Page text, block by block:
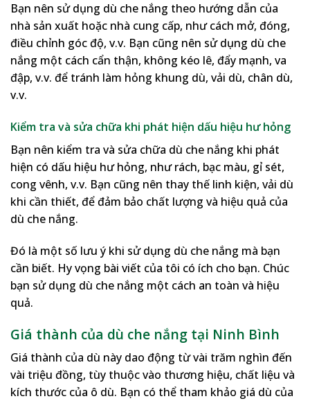
Bạn nên sử dụng dù che nắng theo hướng dẫn của
nhà sản xuất hoặc nhà cung cấp, như cách mở, đóng,
điều chỉnh góc độ, v.v. Bạn cũng nên sử dụng dù che
nắng một cách cẩn thận, không kéo lê, đẩy mạnh, va
đập, v.v. để tránh làm hỏng khung dù, vải dù, chân dù,
v.v.
Kiểm tra và sửa chữa khi phát hiện dấu hiệu hư hỏng
Bạn nên kiểm tra và sửa chữa dù che nắng khi phát
hiện có dấu hiệu hư hỏng, như rách, bạc màu, gỉ sét,
cong vênh, v.v. Bạn cũng nên thay thế linh kiện, vải dù
khi cần thiết, để đảm bảo chất lượng và hiệu quả của
dù che nắng.
Đó là một số lưu ý khi sử dụng dù che nắng mà bạn
cần biết. Hy vọng bài viết của tôi có ích cho bạn. Chúc
bạn sử dụng dù che nắng một cách an toàn và hiệu
quả.
Giá thành của dù che nắng tại Ninh Bình
Giá thành của dù này dao động từ vài trăm nghìn đến
vài triệu đồng, tùy thuộc vào thương hiệu, chất liệu và
kích thước của ô dù. Bạn có thể tham khảo giá dù của